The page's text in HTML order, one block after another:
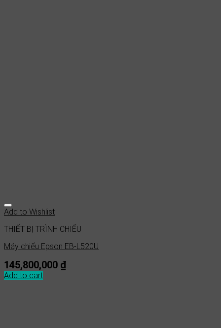
Add to Wishlist
THIẾT BỊ TRÌNH CHIẾU
Máy chiếu Epson EB-L520U
145,800,000 ₫
Add to cart